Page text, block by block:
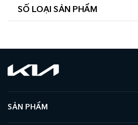
SỐ LOẠI SẢN PHẨM
SẢN PHẨM